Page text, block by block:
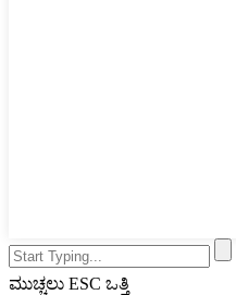
ಮುಚ್ಚಲು ESC ಒತ್ತಿ